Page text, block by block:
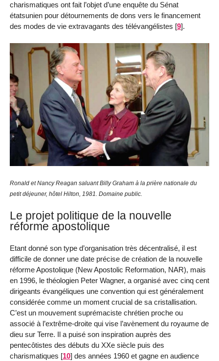
charismatiques ont fait l’objet d’une enquête du Sénat
étatsunien pour détournements de dons vers le financement
des modes de vie extravagants des télévangélistes [9].
Ronald et Nancy Reagan saluant Billy Graham à la prière nationale du
petit déjeuner, hôtel Hilton, 1981. Domaine public.
Le projet politique de la nouvelle
réforme apostolique
Etant donné son type d’organisation très décentralisé, il est
difficile de donner une date précise de création de la nouvelle
réforme Apostolique (New Apostolic Reformation, NAR), mais
en 1996, le théologien Peter Wagner, a organisé avec cinq cent
dirigeants évangéliques une convention qui est généralement
considérée comme un moment crucial de sa cristallisation.
C’est un mouvement suprémaciste chrétien proche ou
associé à l’extrême-droite qui vise l’avènement du royaume de
dieu sur Terre. Il a puisé son inspiration auprès des
pentecôtistes des débuts du XXe siècle puis des
charismatiques [10] des années 1960 et gagne en audience